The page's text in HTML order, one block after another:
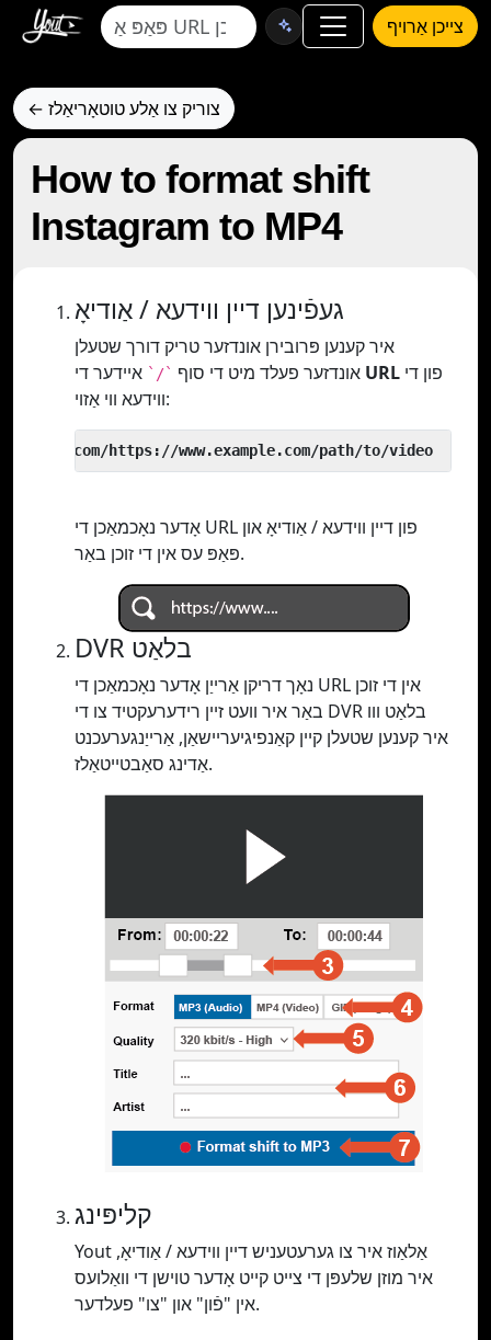
צייכן אַרויף
← צוריק צו אַלע טוטאָריאַלז
How to format shift
Instagram to MP4
געפֿינען דיין ווידעא / אַודיאָ
איר קענען פּרובירן אונדזער טריק דורך שטעלן
אונדזער פעלד מיט די סוף `/` URL
ווידעא ווי אַזוי:
אָדער נאָכמאַכן די URL פון דיין ווידעא / אַודיאָ און
פּאַפּ עס אין די זוכן באַר.
DVR בלאַט
נאָך דריקן אַרייַן אָדער נאָכמאַכן די URL אין די זוכן
באַר איר וועט זיין רידערעקטיד צו די DVR בלאַט ווו
איר קענען שטעלן קיין קאַנפיגיעריישאַן, אַרייַנגערעכנט
אַדינג סאַבטייטאַלז.
קליפּינג
Yout אַלאַוז איר צו גערעטעניש דיין ווידעא / אַודיאָ,
איר מוזן שלעפּן די צייט קייט אָדער טוישן די וואַלועס
אין "פֿון" און "צו" פעלדער.